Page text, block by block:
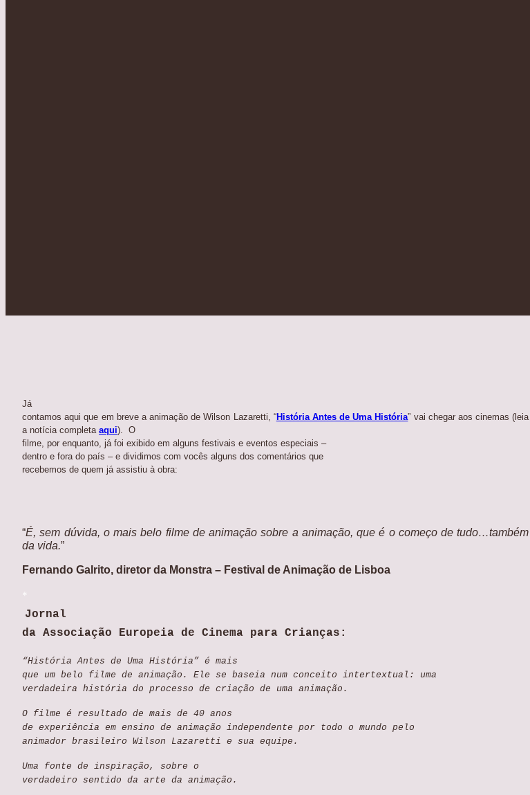
Já
contamos aqui que em breve a animação de Wilson Lazaretti, “História Antes de Uma História” vai chegar aos cinemas (leia
a notícia completa aqui). O
filme, por enquanto, já foi exibido em alguns festivais e eventos especiais –
dentro e fora do país – e dividimos com vocês alguns dos comentários que
recebemos de quem já assistiu à obra:
“É, sem dúvida, o mais belo filme de animação sobre a animação, que é o começo de tudo…também
da vida.”
Fernando Galrito, diretor da Monstra – Festival de Animação de Lisboa
*
Jornal
da Associação Europeia de Cinema para Crianças:
“História Antes de Uma História” é mais
que um belo filme de animação. Ele se baseia num conceito intertextual: uma
verdadeira história do processo de criação de uma animação.
O filme é resultado de mais de 40 anos
de experiência em ensino de animação independente por todo o mundo pelo
animador brasileiro Wilson Lazaretti e sua equipe.
Uma fonte de inspiração, sobre o
verdadeiro sentido da arte da animação.